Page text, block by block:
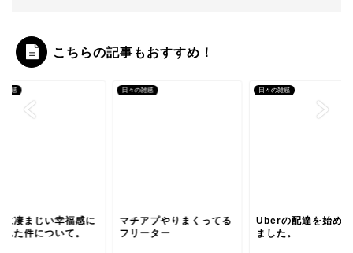
こちらの記事もおすすめ！
雑感
に凄まじい幸福感に
れた件について。
日々の雑感
マチアプやりまくってる
フリーター
日々の雑感
Uberの配達を始め
ました。